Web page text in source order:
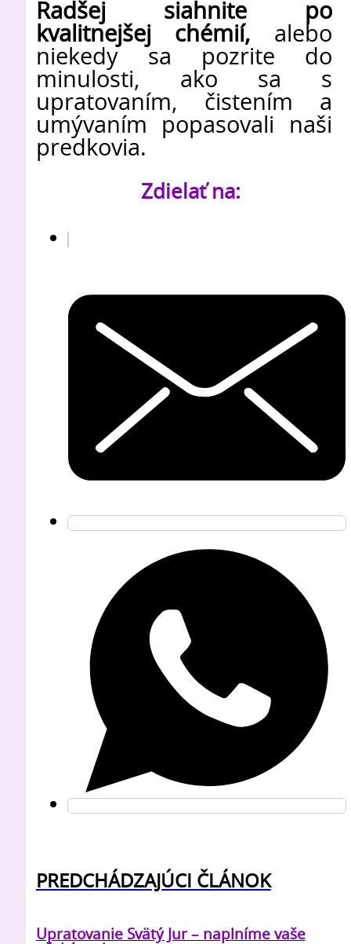
Radšej siahnite po
kvalitnejšej chémií, alebo
niekedy sa pozrite do
minulosti, ako sa s
upratovaním, čistením a
umývaním popasovali naši
predkovia.
Zdielať na:
PREDCHÁDZAJÚCI ČLÁNOK
Upratovanie Svätý Jur – naplníme vaše